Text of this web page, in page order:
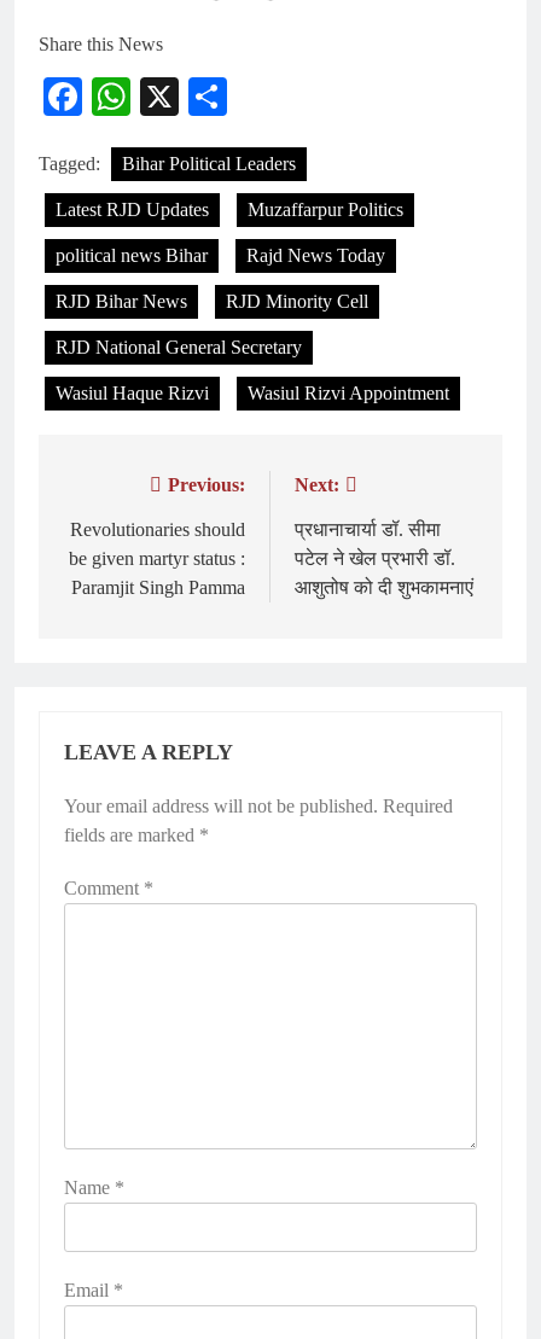
Share this News
Facebook
WhatsApp
X
Tagged: Bihar Political Leaders
Latest RJD Updates Muzaffarpur Politics
political news Bihar Rajd News Today
RJD Bihar News RJD Minority Cell
RJD National General Secretary
Wasiul Haque Rizvi Wasiul Rizvi Appointment
navigation
Previous:
Revolutionaries should
be given martyr status :
Paramjit Singh Pamma
Next:
प्रधानाचार्या डॉ. सीमा
पटेल ने खेल प्रभारी डॉ.
आशुतोष को दी शुभकामनाएं
LEAVE A REPLY
Your email address will not be published. Required
fields are marked *
Comment *
Name *
Email *